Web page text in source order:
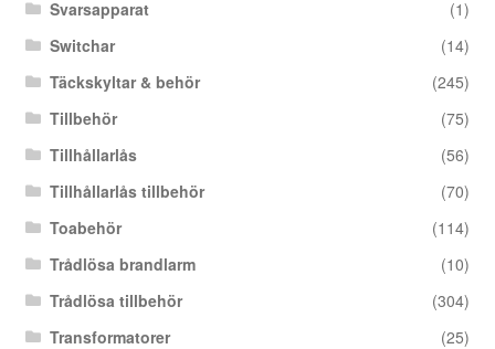
Svarsapparat
(1)
Switchar
(14)
Täckskyltar & behör
(245)
Tillbehör
(75)
Tillhållarlås
(56)
Tillhållarlås tillbehör
(70)
Toabehör
(114)
Trådlösa brandlarm
(10)
Trådlösa tillbehör
(304)
Transformatorer
(25)